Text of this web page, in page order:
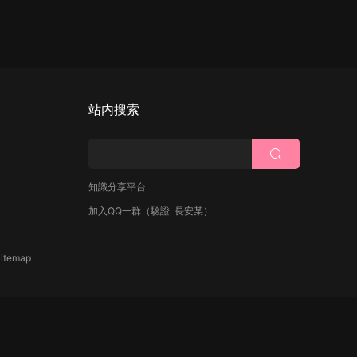
站内搜索
知識分享平台
加入QQ一群（驗證: 長安某）